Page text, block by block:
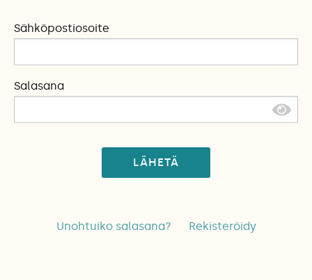
Sähköpostiosoite
Salasana
LÄHETÄ
Unohtuiko salasana? Rekisteröidy